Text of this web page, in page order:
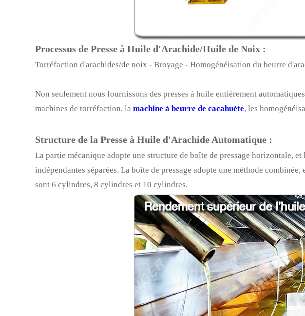
Processus de Presse à Huile d'Arachide/Huile de Noix :
Torréfaction d'arachides/de noix - Broyage - Homogénéisation du beurre
Non seulement nous fournissons des presses à huile entièrement
machines de torréfaction, la machine à beurre de cacahuète, les
Structure de la Presse à Huile d'Arachide Automatique :
La partie mécanique adopte une structure de boîte de pressage horizontale,
indépendantes séparées. La boîte de pressage adopte une méthode
sont 6 cylindres, 8 cylindres et 10 cylindres.